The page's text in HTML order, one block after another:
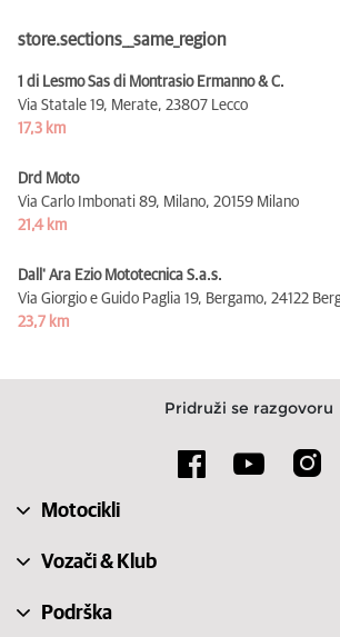
store.sections__same_region
1 di Lesmo Sas di Montrasio Ermanno & C.
Via Statale 19, Merate, 23807 Lecco
17,3 km
Drd Moto
Via Carlo Imbonati 89, Milano, 20159 Milano
21,4 km
Dall' Ara Ezio Mototecnica S.a.s.
Via Giorgio e Guido Paglia 19, Bergamo, 24122
23,7 km
Pridruži se razgovoru
Motocikli
Vozači & Klub
Podrška